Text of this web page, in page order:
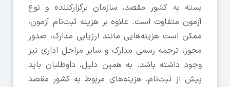
بسته به کشور مقصد، سازمان برگزارکننده و نوع
آزمون متفاوت است. علاوه بر هزینه ثبت‌نام آزمون،
ممکن است هزینه‌هایی مانند ارزیابی مدارک، صدور
مجوز، ترجمه رسمی مدارک و سایر مراحل اداری نیز
وجود داشته باشد. به همین دلیل، داوطلبان باید
پیش از ثبت‌نام، هزینه‌های مربوط به کشور مقصد